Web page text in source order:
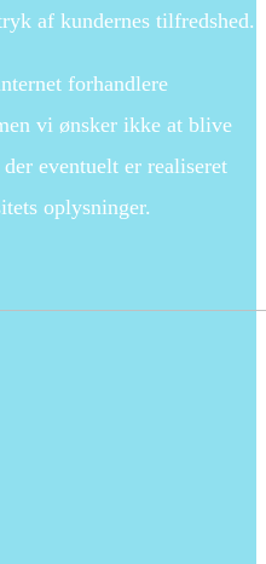
af kundernes tilfredshed.
forhandlere
vi ønsker ikke at blive
eventuelt er realiseret
oplysninger.